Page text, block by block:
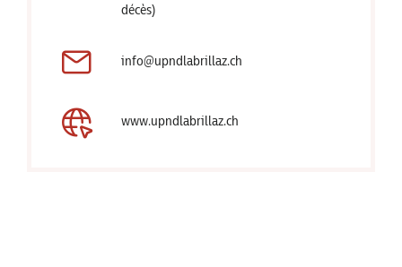
décès)
info@upndlabrillaz.ch
www.upndlabrillaz.ch